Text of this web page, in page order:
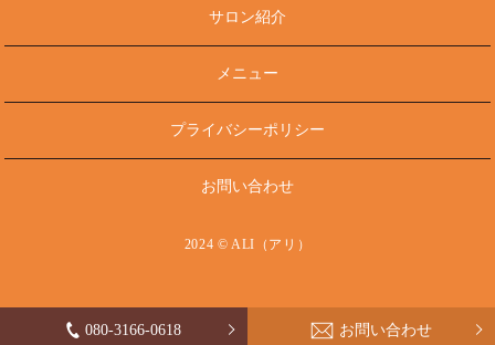
080-3166-0618 お問い合わせ
サロン紹介
メニュー
プライバシーポリシー
お問い合わせ
2024 © ALI（アリ）